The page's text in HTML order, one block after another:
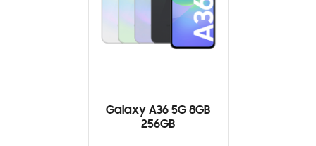
Galaxy A36 5G 8GB
256GB